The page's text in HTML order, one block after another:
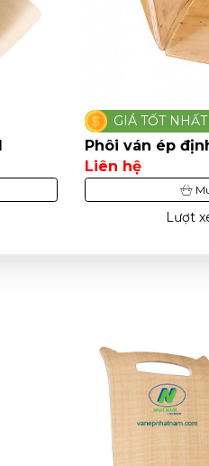
GIÁ TỐT NHẤT
Phôi ván ép
Liên hệ
Lượt